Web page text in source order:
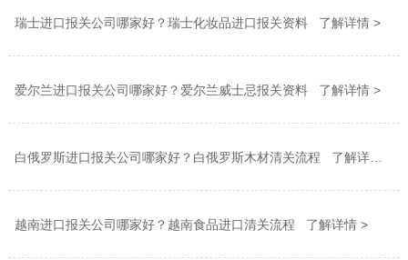
瑞士进口报关公司哪家好？瑞士化妆品进口报关资料 了解详情 >
爱尔兰进口报关公司哪家好？爱尔兰威士忌报关资料 了解详情 >
白俄罗斯进口报关公司哪家好？白俄罗斯木材清关流程 了解详情 >
越南进口报关公司哪家好？越南食品进口清关流程 了解详情 >